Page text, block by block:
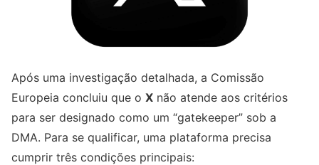
Após uma investigação detalhada, a Comissão
Europeia concluiu que o X não atende aos critérios
para ser designado como um “gatekeeper” sob a
DMA. Para se qualificar, uma plataforma precisa
cumprir três condições principais: